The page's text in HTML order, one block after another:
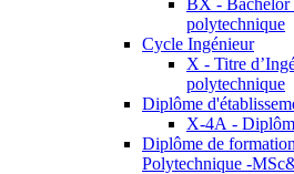
BX - Bachelor
polytechnique
Cycle Ingénieur
X - Titre
polytechnique
Diplôme
X-4A -
Diplôme de
Polytechnique -